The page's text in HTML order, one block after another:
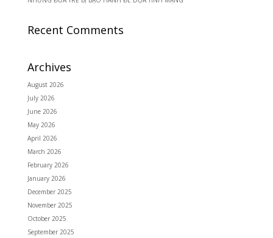
Recent Comments
Archives
August 2026
July 2026
June 2026
May 2026
April 2026
March 2026
February 2026
January 2026
December 2025
November 2025
October 2025
September 2025